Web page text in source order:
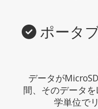
ポータ
データが
間、そのデータ
学単位で